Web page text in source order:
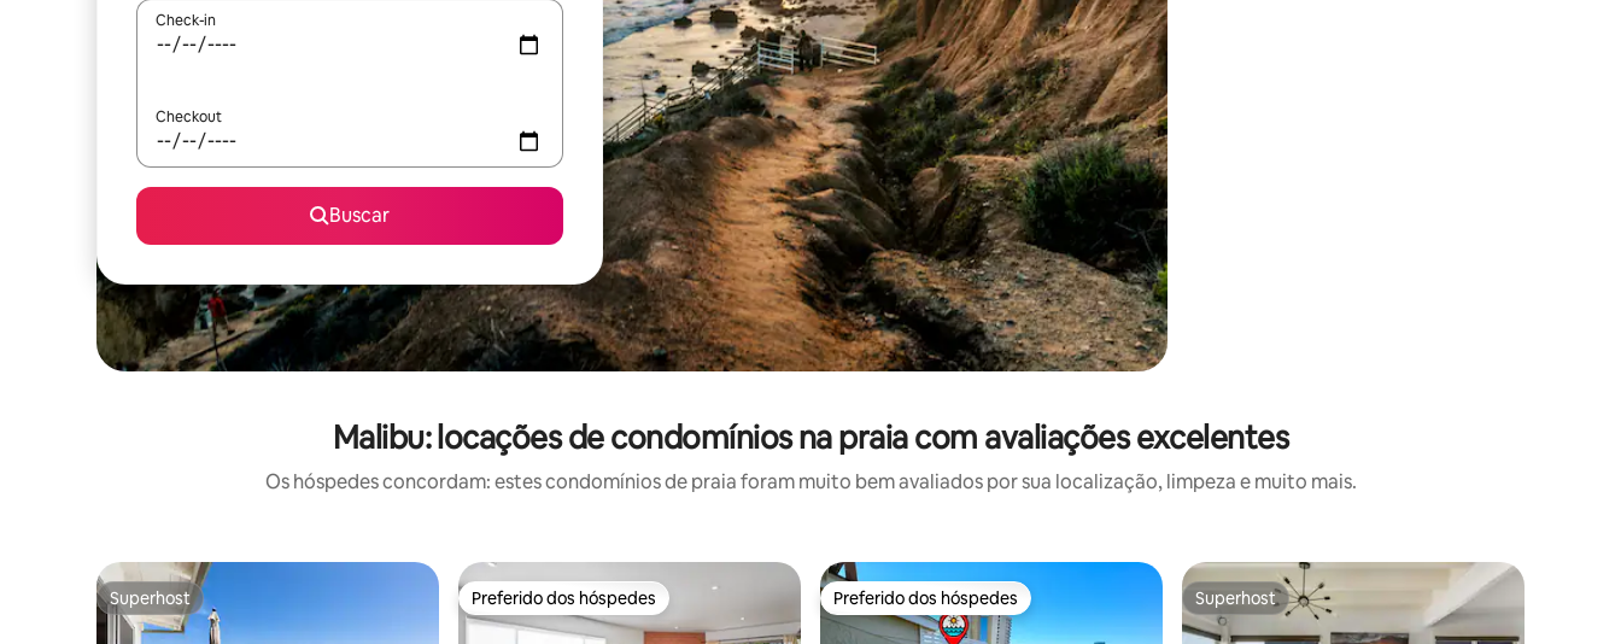
Check-in
Checkout
Buscar
Malibu: locações de condomínios na praia com avaliações excelentes
Os hóspedes concordam: estes condomínios de praia foram muito bem avaliados por sua localização, limpeza e muito mais.
Superhost
Superhost Preferido dos hóspedes
Preferido dos hóspedes Preferido dos hóspedes
Preferido dos hóspedes Superhost
Superhost